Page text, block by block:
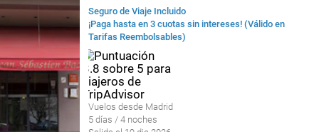
Seguro de Viaje Incluido
¡Paga hasta en 3 cuotas sin intereses! (Válido en
Tarifas Reembolsables)
Vuelos desde Madrid
5 días / 4 noches